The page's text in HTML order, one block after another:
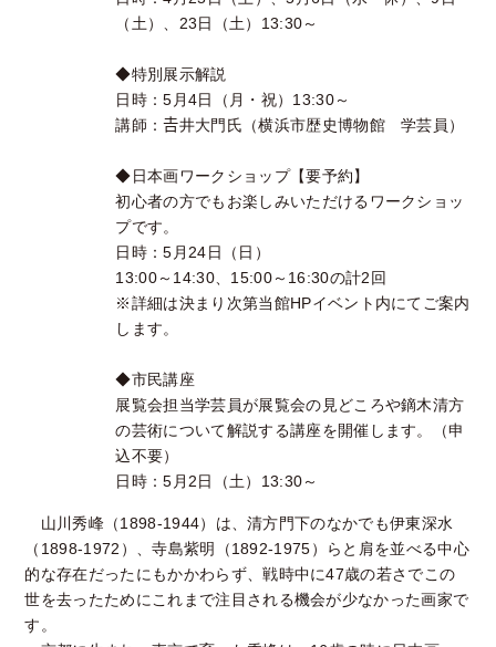
（土）、23日（土）13:30～
◆特別展示解説
日時：5月4日（月・祝）13:30～
講師：𠮷井大門氏（横浜市歴史博物館 学芸員）
◆日本画ワークショップ【要予約】
初心者の方でもお楽しみいただけるワークショッ
プです。
日時：5月24日（日）
13:00～14:30、15:00～16:30の計2回
※詳細は決まり次第当館HPイベント内にてご案内
します。
◆市民講座
展覧会担当学芸員が展覧会の見どころや鏑木清方
の芸術について解説する講座を開催します。（申
込不要）
日時：5月2日（土）13:30～
山川秀峰（1898-1944）は、清方門下のなかでも伊東深水
（1898-1972）、寺島紫明（1892-1975）らと肩を並べる中心
的な存在だったにもかかわらず、戦時中に47歳の若さでこの
世を去ったためにこれまで注目される機会が少なかった画家で
す。